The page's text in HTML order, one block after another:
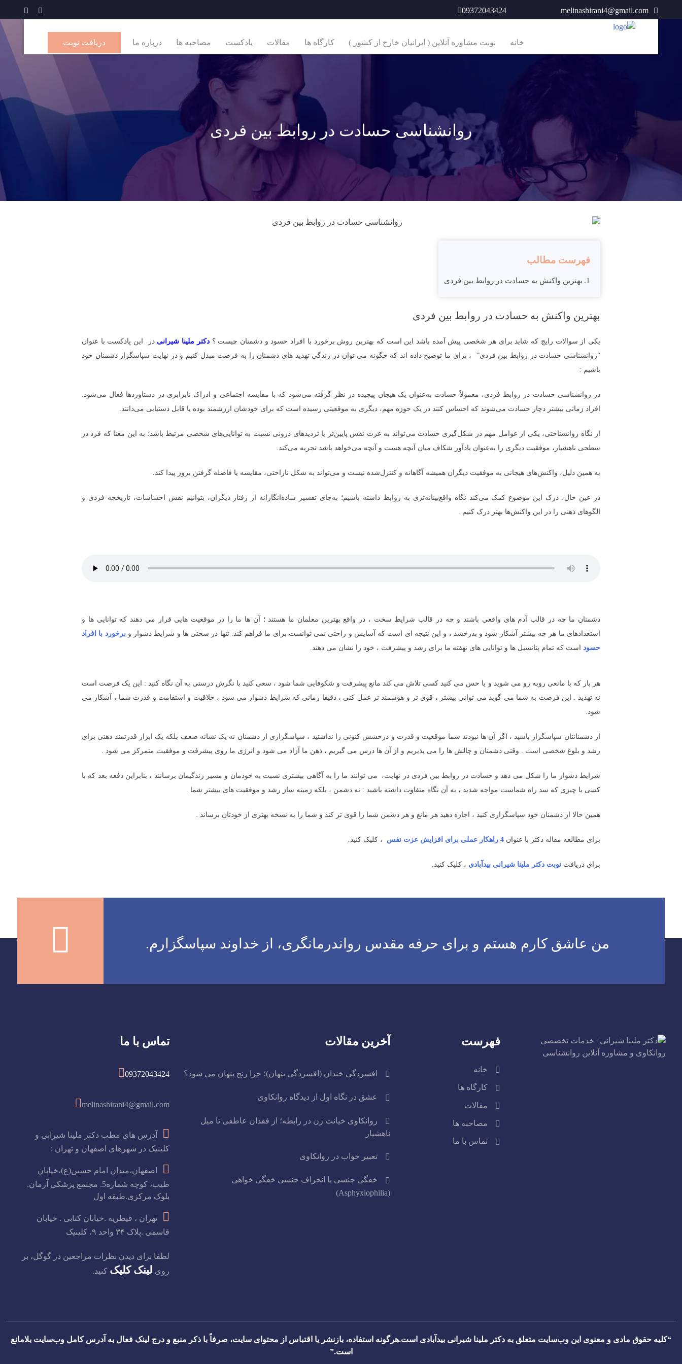
melinashirani4@gmail.com
09372043424
خانه دریافت نوبت نوبت مشاوره آنلاین ( ایرانیان خارج از کشور ) کارگاه ها مقالات پادکست مصاحبه ها درباره ما
روانشناسی حسادت در روابط بین فردی
فهرست مطالب
بهترین واکنش به حسادت در روابط بین فردی
بهترین واکنش به حسادت در روابط بین فردی
یکی از سوالات رایج که شاید برای هر شخصی پیش آمده باشد این است که بهترین روش برخورد با افراد حسود و دشمنان چیست ؟دکتر ملینا شیرانی در این پادکست با عنوان
“روانشناسی حسادت در روابط بین فردی” ، برای ما توضیح داده اند که چگونه می توان در زندگی تهدید های دشمنان را به فرصت مبدل کنیم و در نهایت سپاسگزار دشمنان خود
باشیم :
در روانشناسی حسادت در روابط فردی، معمولاً حسادت به‌عنوان یک هیجان پیچیده در نظر گرفته می‌شود که با مقایسه اجتماعی و ادراک نابرابری در دستاوردها فعال می‌شود.
افراد زمانی بیشتر دچار حسادت می‌شوند که احساس کنند در یک حوزه مهم، دیگری به موقعیتی رسیده است که برای خودشان ارزشمند بوده یا قابل دستیابی می‌دانند.
از نگاه روانشناختی، یکی از عوامل مهم در شکل‌گیری حسادت می‌تواند به عزت نفس پایین‌تر یا تردیدهای درونی نسبت به توانایی‌های شخصی مرتبط باشد؛ به این معنا که فرد در
سطحی ناهشیار، موفقیت دیگری را به‌عنوان یادآور شکاف میان آنچه هست و آنچه می‌خواهد باشد تجربه می‌کند.
به همین دلیل، واکنش‌های هیجانی به موفقیت دیگران همیشه آگاهانه و کنترل‌شده نیست و می‌تواند به شکل ناراحتی، مقایسه یا فاصله گرفتن بروز پیدا کند.
در عین حال، درک این موضوع کمک می‌کند نگاه واقع‌بینانه‌تری به روابط داشته باشیم؛ به‌جای تفسیر ساده‌انگارانه از رفتار دیگران، بتوانیم نقش احساسات، تاریخچه فردی و
الگوهای ذهنی را در این واکنش‌ها بهتر درک کنیم .
دشمنان ما چه در قالب آدم های واقعی باشند و چه در قالب شرایط سخت ، در واقع بهترین معلمان ما هستند ؛ آن ها ما را در موقعیت هایی قرار می دهند که توانایی ها و
استعدادهای ما هر چه بیشتر آشکار شود و بدرخشد ، و این نتیجه ای است که آسایش و راحتی نمی توانست برای ما فراهم کند. تنها در سختی ها و شرایط دشوار و برخورد با افراد
حسود است که تمام پتانسیل ها و توانایی های نهفته ما برای رشد و پیشرفت ، خود را نشان می دهند.
هر بار که با مانعی روبه رو می شوید و یا حس می کنید کسی تلاش می کند مانع پیشرفت و شکوفایی شما شود ، سعی کنید با نگرش درستی به آن نگاه کنید : این یک فرصت است
نه تهدید . این فرصت به شما می گوید می توانی بیشتر ، قوی تر و هوشمند تر عمل کنی ، دقیقا زمانی که شرایط دشوار می شود ، خلاقیت و استقامت و قدرت شما ، آشکار می
شود.
از دشمنانتان سپاسگزار باشید ، اگر آن ها نبودند شما موقعیت و قدرت و درخشش کنونی را نداشتید ، سپاسگزاری از دشمنان نه یک نشانه ضعف بلکه یک ابزار قدرتمند ذهنی برای
رشد و بلوغ شخصی است . وقتی دشمنان و چالش ها را می پذیریم و از آن ها درس می گیریم ، ذهن ما آزاد می شود و انرژی ما روی پیشرفت و موفقیت متمرکز می شود .
شرایط دشوار ما را شکل می دهد و حسادت در روابط بین فردی در نهایت، می توانند ما را به آگاهی بیشتری نسبت به خودمان و مسیر زندگیمان برسانند ، بنابراین دفعه بعد که با
کسی یا چیزی که سد راه شماست مواجه شدید ، به آن نگاه متفاوت داشته باشید : نه دشمن ، بلکه زمینه ساز رشد و موفقیت های بیشتر شما .
همین حالا از دشمنان خود سپاسگزاری کنید ، اجازه دهید هر مانع و هر دشمن شما را قوی تر کند و شما را به نسخه بهتری از خودتان برساند .
برای مطالعه مقاله دکتر با عنوان ، کلیک کنید.
برای دریافت نوبت دکتر ملینا شیرانی بیدآبادی ، کلیک کنید.
من عاشق کارم هستم و برای حرفه مقدس رواندرمانگری، از خداوند سپاسگزارم.
فهرست
خانه
کارگاه ها
مقالات
مصاحبه ها
تماس با ما
آخرین مقالات
افسردگی خندان (افسردگی پنهان)؛ چرا رنج پنهان می شود؟
عشق در نگاه اول از دیدگاه روانکاوی
روانکاوی خیانت زن در رابطه؛ از فقدان عاطفی تا میل
ناهشیار
تعبیر خواب در روانکاوی
خفگی جنسی یا انحراف جنسی خفگی خواهی
(Asphyxiophilia)
تماس با ما
09372043424
melinashirani4@gmail.com
آدرس های مطب دکتر ملینا شیرانی و
کلینیک در شهرهای اصفهان و تهران :
اصفهان،میدان امام حسین(ع)،خیابان
طیب، کوچه شماره5. مجتمع پزشکی آرمان.
بلوک مرکزی.طبقه اول
تهران ، قیطریه .خیابان کتابی . خیابان
قاسمی .پلاک ۳۴ واحد ۹، کلینیک
لطفا برای دیدن نظرات مراجعین در گوگل، بر
روی لینک کلیک کنید.
“کلیه حقوق مادی و معنوی این وب‌سایت متعلق به دکتر ملینا شیرانی بیدآبادی است.هرگونه استفاده، بازنشر یا اقتباس از محتوای سایت، صرفاً با ذکر منبع و درج لینک فعال به آدرس کامل وب‌سایت بلامانع
است.”